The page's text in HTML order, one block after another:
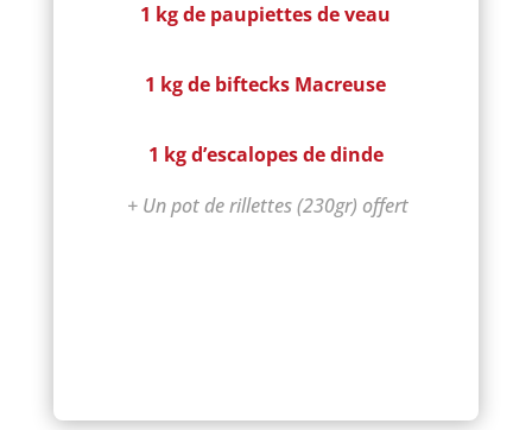
1 kg de paupiettesde veau
1 kg de biftecks Macreuse
1 kg d’escalopesde dinde
+ Un pot de rillettes (230gr) offert